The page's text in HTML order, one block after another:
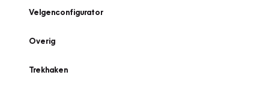
Velgenconfigurator
Overig
Trekhaken